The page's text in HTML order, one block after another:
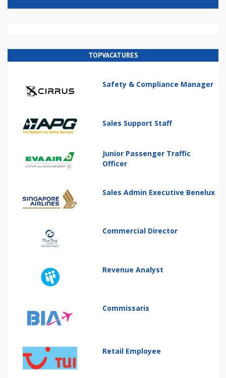
TOPVACATURES
Safety & Compliance Manager
Sales Support Staff
Junior Passenger Traffic
Officer
Sales Admin Executive Benelux
Commercial Director
Revenue Analyst
Commissaris
Retail Employee